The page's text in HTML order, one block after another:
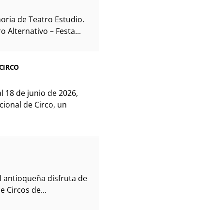
de Teatro Estudio.
Alternativo – Festa...
18 de junio de 2026,
de Circo, un
antioqueña disfruta de
Circos de...